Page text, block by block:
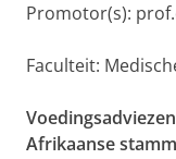
Promotor(s):
Faculteit:
Afrikaanse